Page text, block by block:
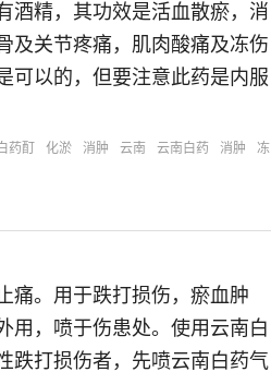
酒精，其功效是活血散瘀，消
及关节疼痛，肌肉酸痛及冻伤
可以的，但要注意此药是内服
药酊 化淤 消肿 云南 云南白药 消肿
冻
痛。用于跌打损伤，瘀血肿
用，喷于伤患处。使用云南白
跌打损伤者，先喷云南白药气